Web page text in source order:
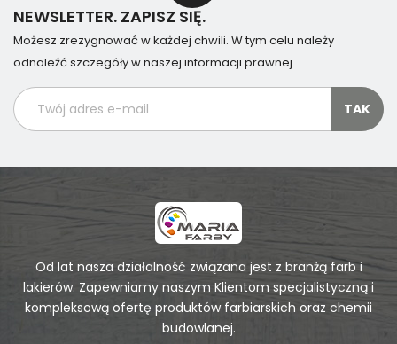
NEWSLETTER. ZAPISZ SIĘ.
Możesz zrezygnować w każdej chwili. W tym celu należy
odnaleźć szczegóły w naszej informacji prawnej.
Od lat nasza działalność związana jest z branżą farb i
lakierów. Zapewniamy naszym Klientom specjalistyczną i
kompleksową ofertę produktów farbiarskich oraz chemii
budowlanej.